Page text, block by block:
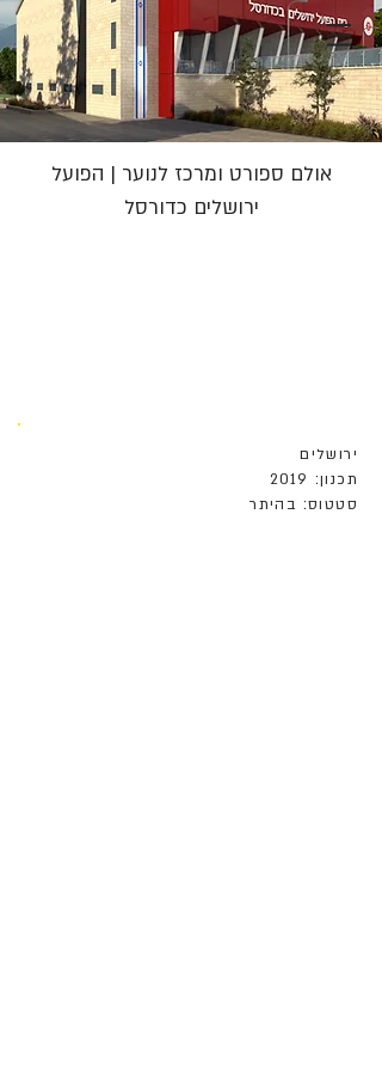
אולם ספורט ומרכז לנוער | הפועל
ירושלים כדורסל
ירושלים
תכנון: 2019
סטטוס: בהיתר